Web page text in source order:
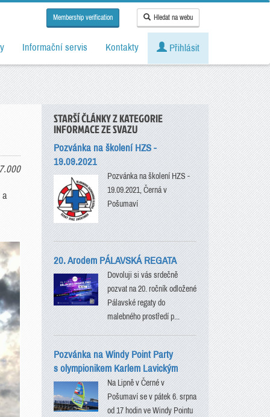
Membership verification Hledat na webu
Informační servis Kontakty Přihlásit
a
STARŠÍ ČLÁNKY Z KATEGORIE
INFORMACE ZE SVAZU
Pozvánka na školení HZS -
19.09.2021
Pozvánka na školení HZS -
19.09.2021, Černá v
Pošumaví
20. Arodem PÁLAVSKÁ REGATA
Dovoluji si vás srdečně
pozvat na 20. ročník odložené
Pálavské regaty do
malebného prostředí p...
Pozvánka na Windy Point Party
s olympionikem Karlem Lavickým
Na Lipně v Černé v
Pošumaví se v pátek 6. srpna
od 17 hodin ve Windy Pointu